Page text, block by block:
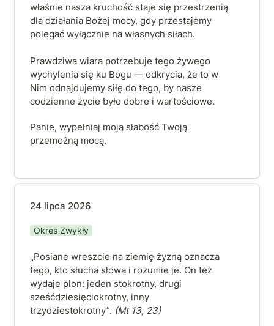
właśnie nasza kruchość staje się przestrzenią
dla działania Bożej mocy, gdy przestajemy
polegać wyłącznie na własnych siłach.
Prawdziwa wiara potrzebuje tego żywego
wychylenia się ku Bogu — odkrycia, że to w
Nim odnajdujemy siłę do tego, by nasze
codzienne życie było dobre i wartościowe.
Panie, wypełniaj moją słabość Twoją
przemożną mocą.
24 lipca 2026
Okres Zwykły
„Posiane wreszcie na ziemię żyzną oznacza
tego, kto słucha słowa i rozumie je. On też
wydaje plon: jeden stokrotny, drugi
sześćdziesięciokrotny, inny
trzydziestokrotny”. (Mt 13, 23)